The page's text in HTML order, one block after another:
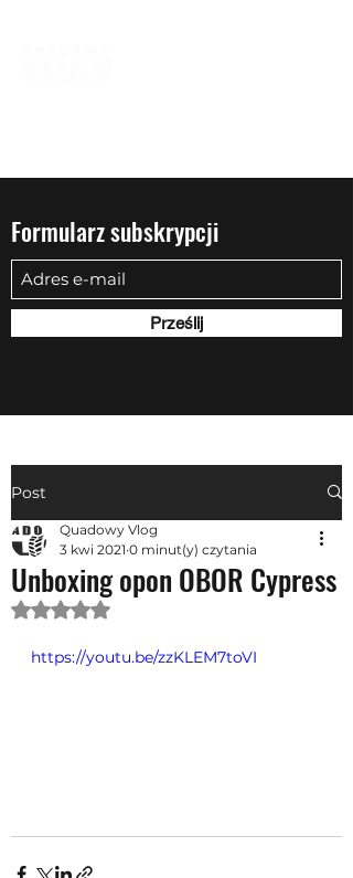
Formularz subskrypcji
Prześlij
Post
Unboxing opon OBOR Cypress
Quadowy Vlog
3 kwi 2021 0 minut(y) czytania
Oceniono na NaN z 5 gwiazdek.
https://youtu.be/zzKLEM7toVI